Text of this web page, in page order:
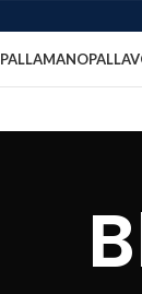
PALLAMANO